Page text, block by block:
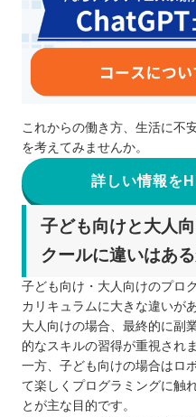
これからの働き方、生活に不
を考えてみませんか。
詳しい情報を
子ども向けと大人
クールに違いはあ
子ども向け・大人向けのプロ
カリキュラムに大きな違いが
大人向けの場合、最終的に副
的なスキルの習得が重視されま
一方、子ども向けの場合はロ
て楽しくプログラミングに触
とが主な目的です。